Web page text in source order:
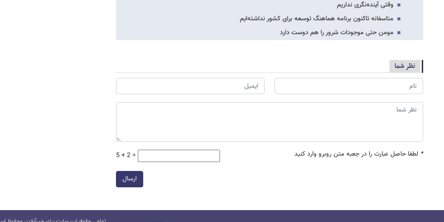
وقتی آینده‌نگری نداریم
متاسفانه تاکنون برنامه هماهنگ توسعه برای کشور نداشته‌ایم
مومن حتی موجودات شرور را هم دوست دارد
نظر شما
* لطفا حاصل عبارت را در جعبه متن روبرو وارد کنید 5 + 2 =
ارسال